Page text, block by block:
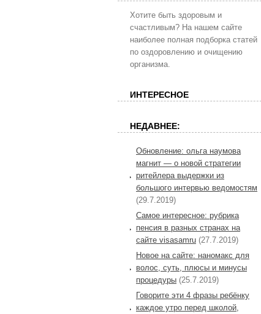
Хотите быть здоровым и
счастливым? На нашем сайте
наиболее полная подборка статей
по оздоровлению и очищению
организма.
ИНТЕРЕСНОЕ
НЕДАВНЕЕ:
Обновление: ольга наумова
магнит — о новой стратегии
ритейлера выдержки из
большого интервью ведомостям
(29.7.2019)
Самое интересное: рубрика
пенсия в разных странах на
сайте visasamru (27.7.2019)
Новое на сайте: наномакс для
волос, суть, плюсы и минусы
процедуры (25.7.2019)
Говорите эти 4 фразы ребёнку
каждое утро перед школой,